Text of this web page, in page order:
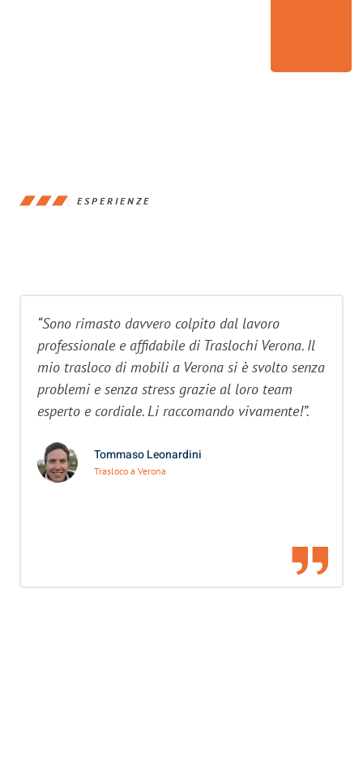
ESPERIENZE
“Sono rimasto davvero colpito dal lavoro
professionale e affidabile di Traslochi Verona. Il
mio trasloco di mobili a Verona si è svolto senza
problemi e senza stress grazie al loro team
esperto e cordiale. Li raccomando vivamente!”.
Tommaso Leonardini
Trasloco a Verona